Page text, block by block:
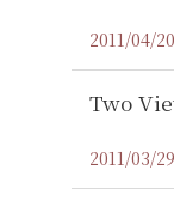
2011/04/20
Two
2011/03/29